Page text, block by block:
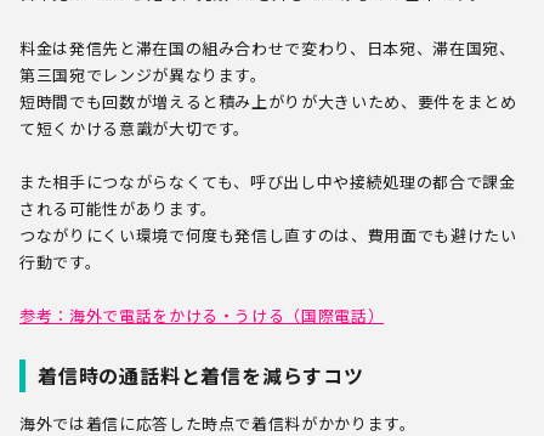
料金は発信先と滞在国の組み合わせで変わり、日本宛、滞在国宛、
第三国宛でレンジが異なります。
短時間でも回数が増えると積み上がりが大きいため、要件をまとめ
て短くかける意識が大切です。
また相手につながらなくても、呼び出し中や接続処理の都合で課金
される可能性があります。
つながりにくい環境で何度も発信し直すのは、費用面でも避けたい
行動です。
参考： 海外で電話をかける・うける（国際電話）
着信時の通話料と着信を減らすコツ
海外では着信に応答した時点で着信料がかかります。